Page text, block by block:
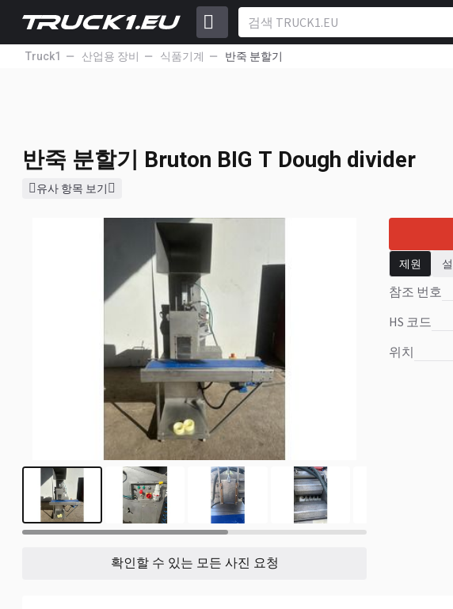
Truck1 산업용 장비 식품기계 반죽 분할기
반죽 분할기 Bruton BIG T Dough divider
유사 항목 보기
확인할 수 있는 모든 사진 요청
제원
참조 번호
HS 코드
위치